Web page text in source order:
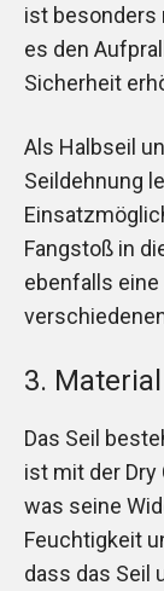
ist besonders
es den
Sicherheit
Als Halbseil
Seildehnung
Fangstoß in
ebenfalls
3.
Das Seil
ist mit der
was seine
Feuchtigkeit
dass das Seil